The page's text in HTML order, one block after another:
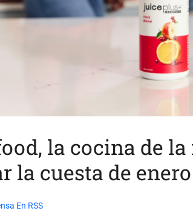
la cocina de
la cuesta de
En RSS